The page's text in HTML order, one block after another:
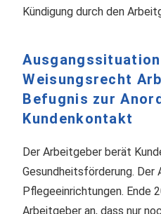
Kündigung durch den
Weisungsrecht
Befugnis zur
Kundenkontakt
Der Arbeitgeber berät
Gesundheitsförderung. Der
Pflegeeinrichtungen. Ende
Arbeitgeber an, dass nur